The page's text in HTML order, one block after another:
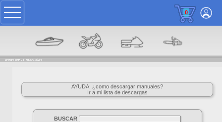
0
estas en: -> manuales
AYUDA: ¿como descargar manuales?
Ir a mi lista de descargas
BUSCAR